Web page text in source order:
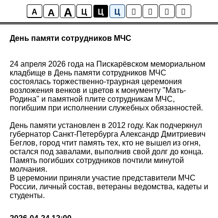
A A A Ц Ц Ц
Новости
День памяти сотрудников МЧС
24 апреля 2026 года на Пискарёвском мемориальном
кладбище в День памяти сотрудников МЧС
состоялась торжественно-траурная церемония
возложения венков и цветов к монументу "Мать-
Родина" и памятной плите сотрудникам МЧС,
погибшим при исполнении служебных обязанностей.
День памяти установлен в 2012 году. Как подчеркнул
губернатор Санкт-Петербурга Александр Дмитриевич
Беглов, город чтит память тех, кто не вышел из огня,
остался под завалами, выполнив свой долг до конца.
Память погибших сотрудников почтили минутой
молчания.
В церемонии приняли участие представители МЧС
России, личный состав, ветераны ведомства, кадеты и
студенты.